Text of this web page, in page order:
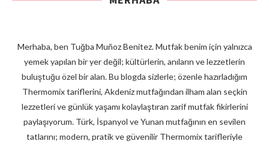
Merhaba, ben Tuğba Muñoz Benitez. Mutfak benim için yalnızca
yemek yapılan bir yer değil; kültürlerin, anıların ve lezzetlerin
buluştuğu özel bir alan. Bu blogda sizlerle; özenle hazırladığım
Thermomix tariflerini, Akdeniz mutfağından ilham alan seçkin
lezzetleri ve günlük yaşamı kolaylaştıran zarif mutfak fikirlerini
paylaşıyorum. Türk, İspanyol ve Yunan mutfağının en sevilen
tatlarını; modern, pratik ve güvenilir Thermomix tarifleriyle